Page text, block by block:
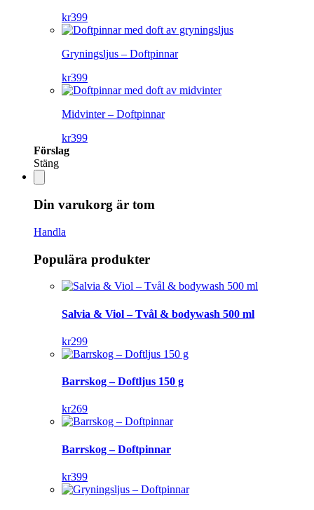
kr399
Gryningsljus – Doftpinnar
kr399
Midvinter – Doftpinnar
kr399
Förslag
Stäng
Din varukorg är tom
Handla
Populära produkter
Salvia & Viol – Tvål & bodywash 500 ml
kr299
Barrskog – Doftljus 150 g
kr269
Barrskog – Doftpinnar
kr399